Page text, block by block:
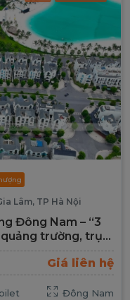
Lâm, TP Hà Nội
Đông Nam – “3
trường, trục
Giá liên hệ
Đông Nam